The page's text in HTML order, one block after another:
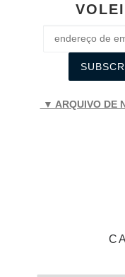
▼ ARQUIVO DE